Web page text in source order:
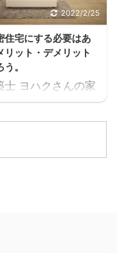
支出が増えるし、老
にも共働きの家庭
るよね・・・スキ
ク普通はパート
りして時給1,000
後の仕事を1日6時間
って働いて、何と
万位は稼げるかも
いけど 肉体的・精
疲労して夫婦喧嘩
2022/2/25
住宅にする必要はあ
リット・デメリット
。
士 ヨハクさんの家
密住宅ですよ！
れたのですが ヨ
気密住宅って